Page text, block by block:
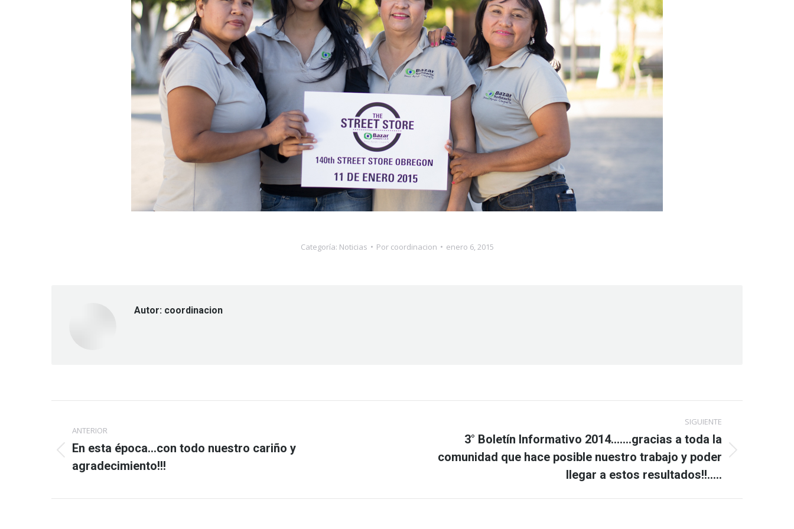
Categoría: Noticias Por coordinacion enero 6, 2015
Autor: coordinacion
entre
publicaciones
ANTERIOR
Publicación
anterior:
En esta época…con todo nuestro cariño y
agradecimiento!!!
SIGUIENTE
Publicación
3° Boletín Informativo 2014…….gracias a toda la
comunidad que hace posible nuestro trabajo y poder
llegar a estos resultados!!…..